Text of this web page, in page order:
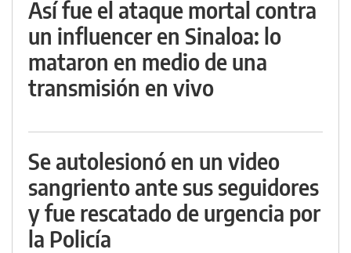
Así fue el ataque mortal contra
un influencer en Sinaloa: lo
mataron en medio de una
transmisión en vivo
Se autolesionó en un video
sangriento ante sus seguidores
y fue rescatado de urgencia por
la Policía